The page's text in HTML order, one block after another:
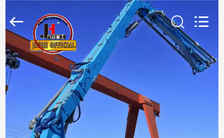
CASA
PRODOTTI
VIDEO
Industry
Machinery
Co.,
Rights
Reserved.